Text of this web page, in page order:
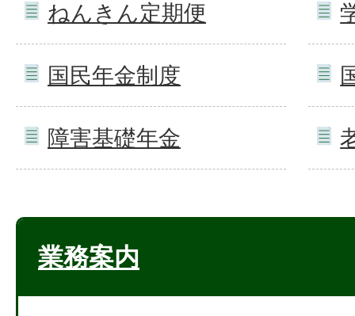
ねんきん定期便
国民年金制度
障害基礎年金
業務案内